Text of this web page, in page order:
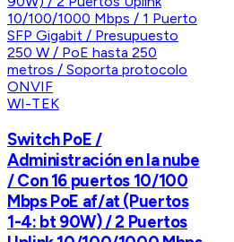
WI-TEK
Switch PoE /
Administración en la nube
/ Con 16 puertos 10/100
Mbps PoE af/at (Puertos
1-4: bt 90W) / 2 Puertos